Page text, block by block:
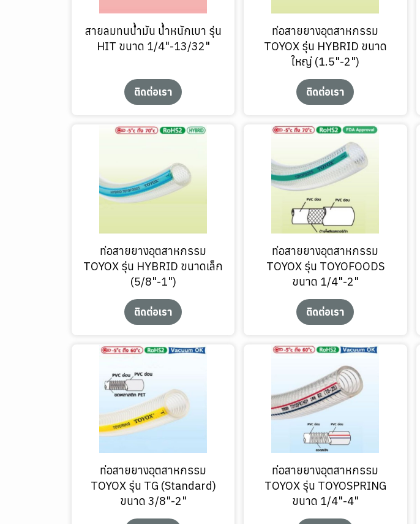
สายลมทนน้ำมัน น้ำหนักเบา รุ่น
HIT ขนาด 1/4"-13/32"
ติดต่อเรา
ท่อสายยางอุตสาหกรรม
TOYOX รุ่น HYBRID ขนาด
ใหญ่ (1.5"-2")
ติดต่อเรา
ท่อสายยางอุตสาหกรรม
TOYOX รุ่น HYBRID ขนาดเล็ก
(5/8"-1")
ติดต่อเรา
ท่อสายยางอุตสาหกรรม
TOYOX รุ่น TOYOFOODS
ขนาด 1/4"-2"
ติดต่อเรา
ท่อสายยางอุตสาหกรรม
TOYOX รุ่น TG (Standard)
ขนาด 3/8"-2"
ท่อสายยางอุตสาหกรรม
TOYOX รุ่น TOYOSPRING
ขนาด 1/4"-4"